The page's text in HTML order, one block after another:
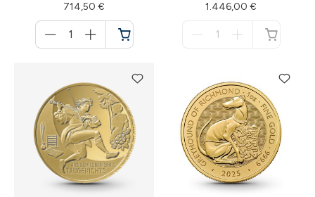
714,50 €
für
Warenkorb
1.446,00 €